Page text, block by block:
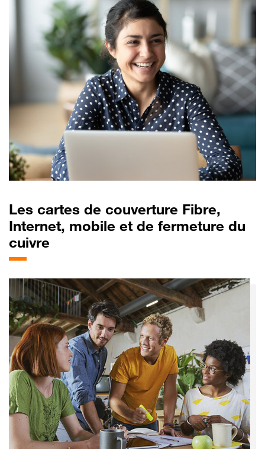
Les cartes de couverture Fibre,
Internet, mobile et de fermeture du
cuivre